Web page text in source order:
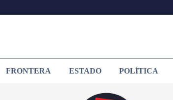
FRONTERA ESTADO POLÍTICA